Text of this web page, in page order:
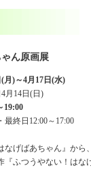
ん原画展
月)～4月17日(水)
月14日(日)
19:00
終日12:00～17:00
なげばあちゃん』から
『ふつうやない！はな